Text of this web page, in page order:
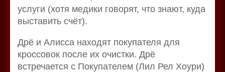
услуги (хотя медики говорят, что знают, куда
выставить счёт).
Дрё и Алисса находят покупателя для
кроссовок после их очистки. Дрё
встречается с Покупателем (Лил Рел Хоури)